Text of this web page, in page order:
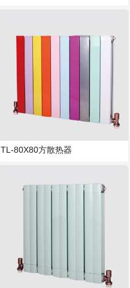
TL-80X80方散热器